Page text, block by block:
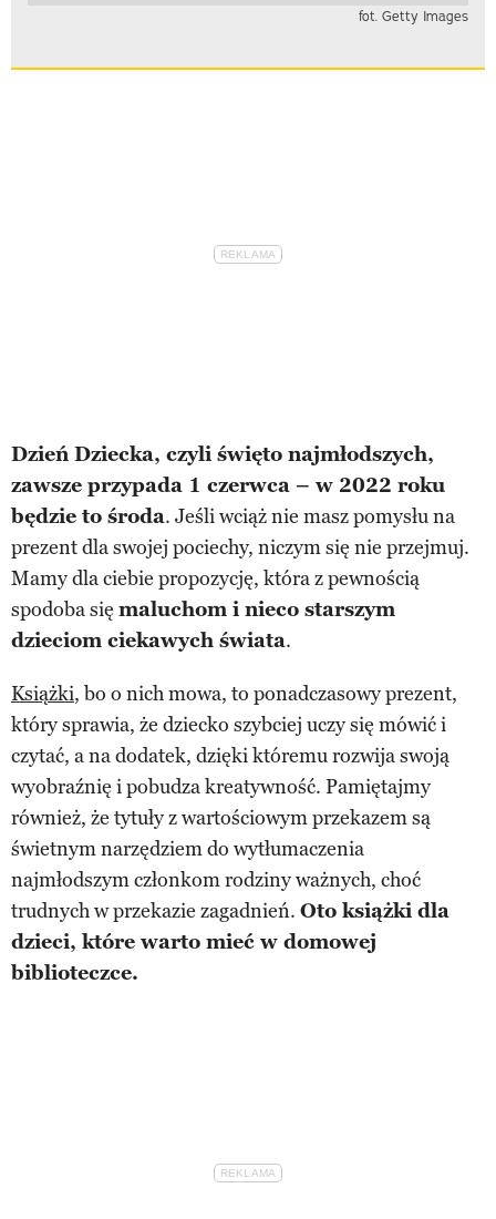
fot. Getty Images
Dzień Dziecka, czyli święto najmłodszych,
zawsze przypada 1 czerwca – w 2022 roku
będzie to środa. Jeśli wciąż nie masz pomysłu na
prezent dla swojej pociechy, niczym się nie przejmuj.
Mamy dla ciebie propozycję, która z pewnością
spodoba się maluchom i nieco starszym
dzieciom ciekawych świata.
Książki, bo o nich mowa, to ponadczasowy prezent,
który sprawia, że dziecko szybciej uczy się mówić i
czytać, a na dodatek, dzięki któremu rozwija swoją
wyobraźnię i pobudza kreatywność. Pamiętajmy
również, że tytuły z wartościowym przekazem są
świetnym narzędziem do wytłumaczenia
najmłodszym członkom rodziny ważnych, choć
trudnych w przekazie zagadnień. Oto książki dla
dzieci, które warto mieć w domowej
biblioteczce.